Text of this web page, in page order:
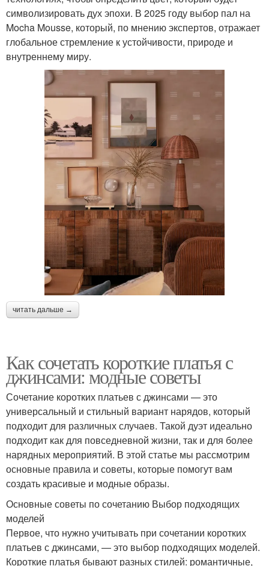
символизировать дух эпохи. В 2025 году выбор пал на
Mocha Mousse, который, по мнению экспертов, отражает
глобальное стремление к устойчивости, природе и
внутреннему миру.
читать дальше →
Как сочетать короткие платья с
джинсами: модные советы
Сочетание коротких платьев с джинсами — это
универсальный и стильный вариант нарядов, который
подходит для различных случаев. Такой дуэт идеально
подходит как для повседневной жизни, так и для более
нарядных мероприятий. В этой статье мы рассмотрим
основные правила и советы, которые помогут вам
создать красивые и модные образы.
Основные советы по сочетанию Выбор подходящих
моделей
Первое, что нужно учитывать при сочетании коротких
платьев с джинсами, — это выбор подходящих моделей.
Короткие платья бывают разных стилей: романтичные,